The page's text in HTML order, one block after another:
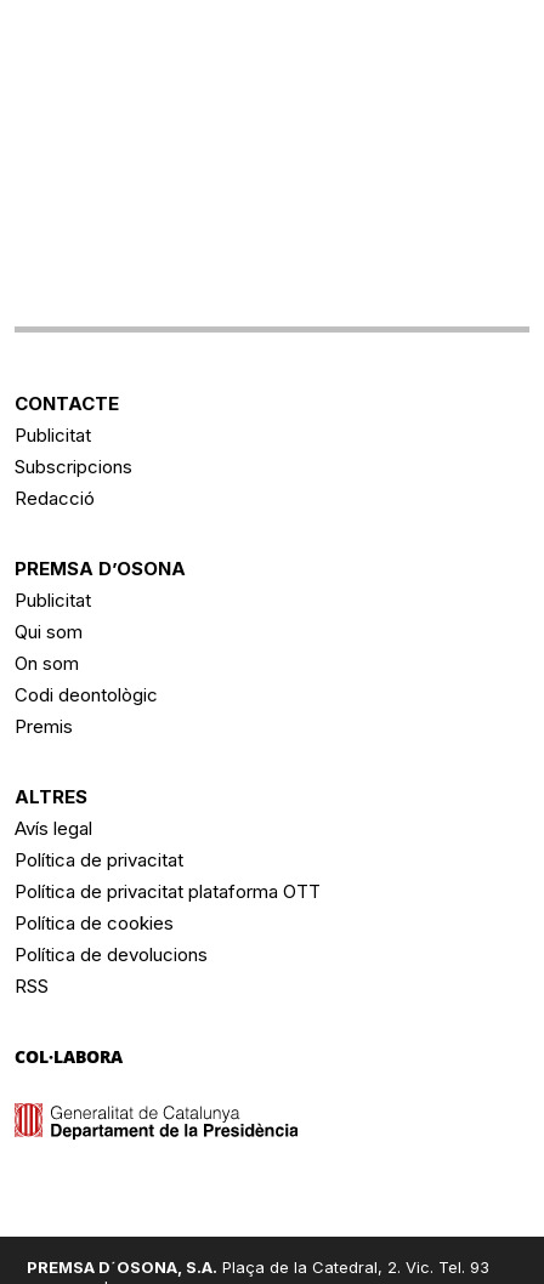
CONTACTE
Publicitat
Subscripcions
Redacció
PREMSA D’OSONA
Publicitat
Qui som
On som
Codi deontològic
Premis
ALTRES
Avís legal
Política de privacitat
Política de privacitat plataforma OTT
Política de cookies
Política de devolucions
RSS
COL·LABORA
PREMSA D´OSONA, S.A. Plaça de la Catedral, 2. Vic. Tel. 93